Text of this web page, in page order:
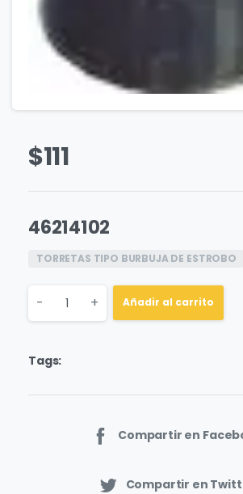
$111
46214102
TORRETAS TIPO BURBUJA DE ESTROBO
Quantity
- + Añadir al carrito
Tags:
Compartir en
Compartir en